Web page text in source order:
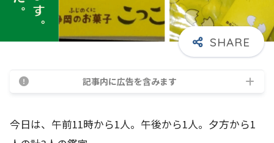
記事内に広告を含みます
今日は、午前11時から1人。午後から1人。夕方から1